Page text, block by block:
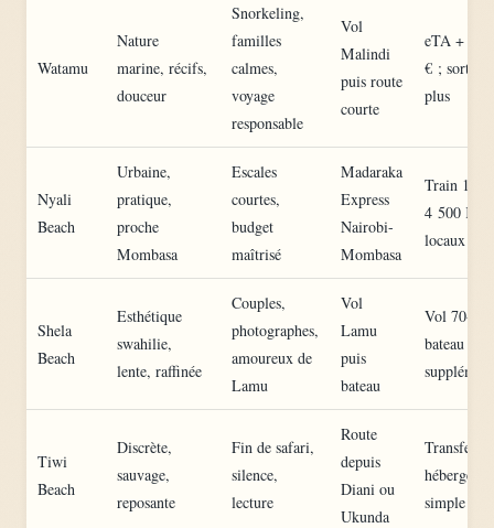
Watamu
Nature
marine, récifs,
douceur
Snorkeling,
familles
calmes,
voyage
responsable
Vol
Malindi
puis route
courte
eTA + vol
€ ; sorties
plus
Nyali
Beach
Urbaine,
pratique,
proche
Mombasa
Escales
courtes,
budget
maîtrisé
Madaraka
Express
Nairobi-
Mombasa
Train 1
4 500
locaux
Shela
Beach
Esthétique
swahilie,
lente, raffinée
Couples,
photographes,
amoureux de
Lamu
Vol
Lamu
puis
bateau
Vol 70-
bateau en
supplément
Tiwi
Beach
Discrète,
sauvage,
reposante
Fin de safari,
silence,
lecture
Route
depuis
Diani ou
Ukunda
Transfert
simple à